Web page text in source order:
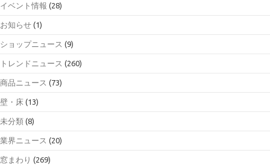
イベント情報 (28)
お知らせ (1)
ショップニュース (9)
トレンドニュース (260)
商品ニュース (73)
壁・床 (13)
未分類 (8)
業界ニュース (20)
窓まわり (269)